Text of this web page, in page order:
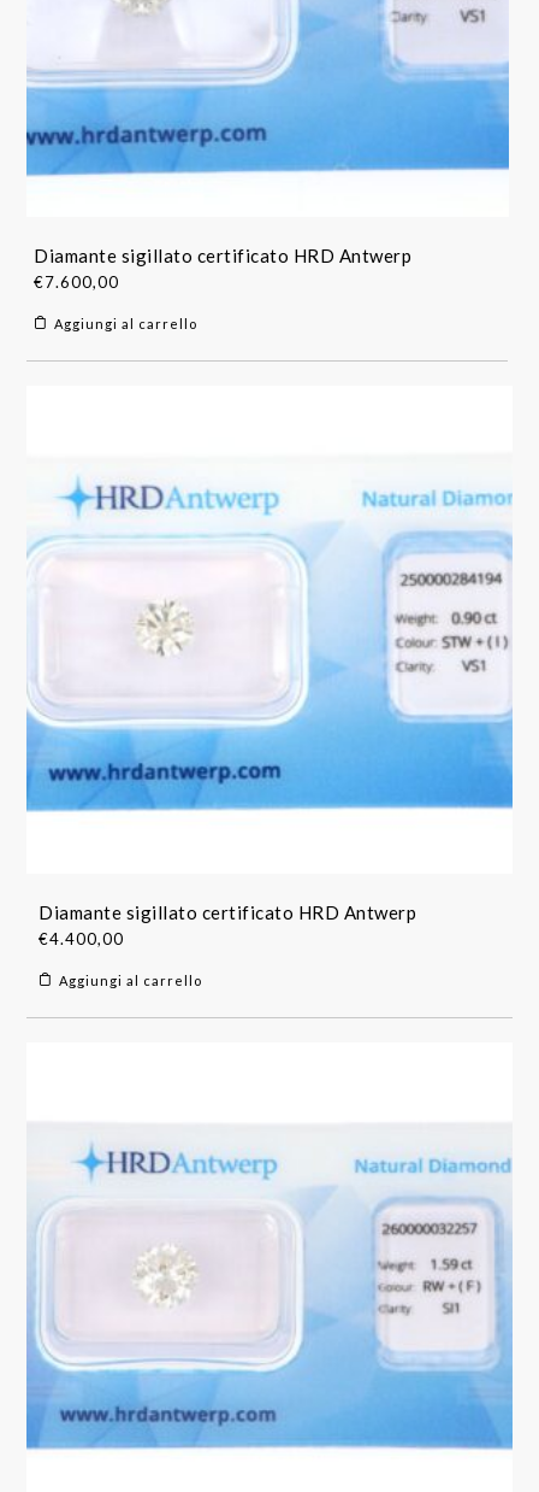
Diamante sigillato certificato HRD Antwerp
€7.600,00
Aggiungi al carrello
Diamante sigillato certificato HRD Antwerp
€4.400,00
Aggiungi al carrello